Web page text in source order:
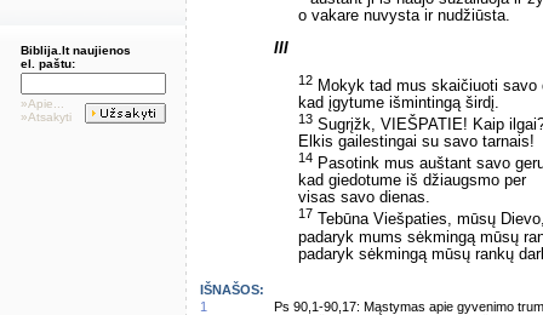
Biblija.lt naujienos
el. paštu:
»Apie...
»Atsakyti
o vakare nuvysta ir nudžiūsta.
III
12 Mokyk tad mus skaičiuoti savo
kad įgytume išmintingą širdį.
13 Sugrįžk, VIEŠPATIE! Kaip
Elkis gailestingai su savo tarnais!
14 Pasotink mus auštant savo
kad giedotume iš džiaugsmo per
visas savo dienas.
17 Tebūna Viešpaties, mūsų
padaryk mums sėkmingą mūsų
padaryk sėkmingą mūsų rankų
IŠNAŠOS:
1
Ps 90,1-90,17: Mąstymas apie gyvenimo